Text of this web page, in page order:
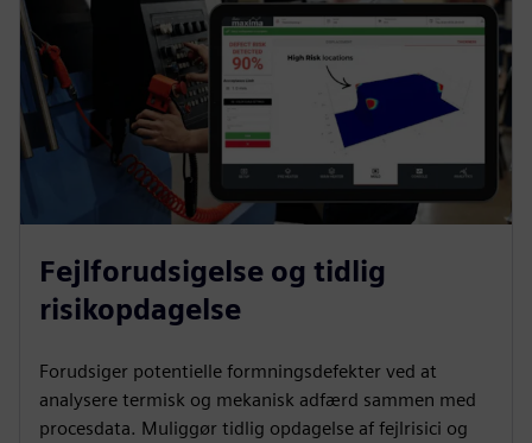
Fejlforudsigelse og tidlig
risikopdagelse
Forudsiger potentielle formningsdefekter ved at
analysere termisk og mekanisk adfærd sammen med
procesdata. Muliggør tidlig opdagelse af fejlrisici og